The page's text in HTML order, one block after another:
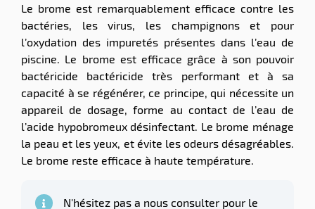
Le brome est remarquablement efficace contre les
bactéries, les virus, les champignons et pour
l’oxydation des impuretés présentes dans l’eau de
piscine. Le brome est efficace grâce à son pouvoir
bactéricide bactéricide très performant et à sa
capacité à se régénérer, ce principe, qui nécessite un
appareil de dosage, forme au contact de l’eau de
l’acide hypobromeux désinfectant. Le brome ménage
la peau et les yeux, et évite les odeurs désagréables.
Le brome reste efficace à haute température.
N'hésitez pas a nous consulter pour le